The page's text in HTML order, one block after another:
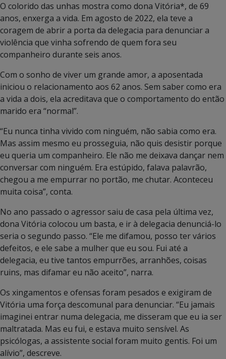
O colorido das unhas mostra como dona Vitória*, de 69
anos, enxerga a vida. Em agosto de 2022, ela teve a
coragem de abrir a porta da delegacia para denunciar a
violência que vinha sofrendo de quem fora seu
companheiro durante seis anos.
Com o sonho de viver um grande amor, a aposentada
iniciou o relacionamento aos 62 anos. Sem saber como era
a vida a dois, ela acreditava que o comportamento do então
marido era “normal”.
“Eu nunca tinha vivido com ninguém, não sabia como era.
Mas assim mesmo eu prosseguia, não quis desistir porque
eu queria um companheiro. Ele não me deixava dançar nem
conversar com ninguém. Era estúpido, falava palavrão,
chegou a me empurrar no portão, me chutar. Aconteceu
muita coisa”, conta.
No ano passado o agressor saiu de casa pela última vez,
dona Vitória colocou um basta, e ir à delegacia denunciá-lo
seria o segundo passo. “Ele me difamou, posso ter vários
defeitos, e ele sabe a mulher que eu sou. Fui até a
delegacia, eu tive tantos empurrões, arranhões, coisas
ruins, mas difamar eu não aceito”, narra.
Os xingamentos e ofensas foram pesados e exigiram de
Vitória uma força descomunal para denunciar. “Eu jamais
imaginei entrar numa delegacia, me disseram que eu ia ser
maltratada. Mas eu fui, e estava muito sensível. As
psicólogas, a assistente social foram muito gentis. Foi um
alívio”, descreve.